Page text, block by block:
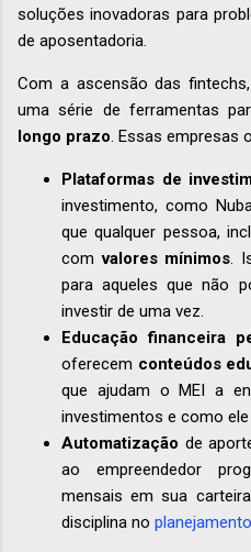
soluções inovadoras para
de aposentadoria.
Com a ascensão das
uma série de ferramentas
longo prazo. Essas empresas
Plataformas de
investimento, como
que qualquer pessoa,
comvalores mínimos.
para aqueles que não
investir de uma vez.
Educação financeira
oferecem conteúdos
que ajudam o MEI a
investimentos e como
Automatização de
ao empreendedor
mensais em sua
disciplina no